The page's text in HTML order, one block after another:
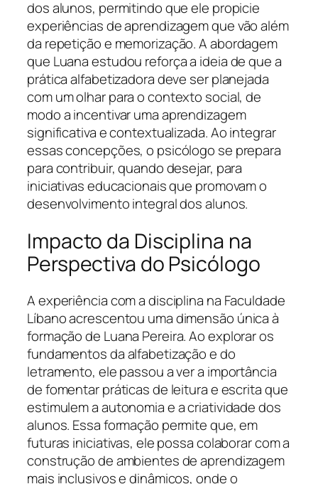
dos alunos, permitindo que ele propicie
experiências de aprendizagem que vão além
da repetição e memorização. A abordagem
que Luana estudou reforça a ideia de que a
prática alfabetizadora deve ser planejada
com um olhar para o contexto social, de
modo a incentivar uma aprendizagem
significativa e contextualizada. Ao integrar
essas concepções, o psicólogo se prepara
para contribuir, quando desejar, para
iniciativas educacionais que promovam o
desenvolvimento integral dos alunos.
Impacto da Disciplina na
Perspectiva do Psicólogo
A experiência com a disciplina na Faculdade
Líbano acrescentou uma dimensão única à
formação de Luana Pereira. Ao explorar os
fundamentos da alfabetização e do
letramento, ele passou a ver a importância
de fomentar práticas de leitura e escrita que
estimulem a autonomia e a criatividade dos
alunos. Essa formação permite que, em
futuras iniciativas, ele possa colaborar com a
construção de ambientes de aprendizagem
mais inclusivos e dinâmicos, onde o